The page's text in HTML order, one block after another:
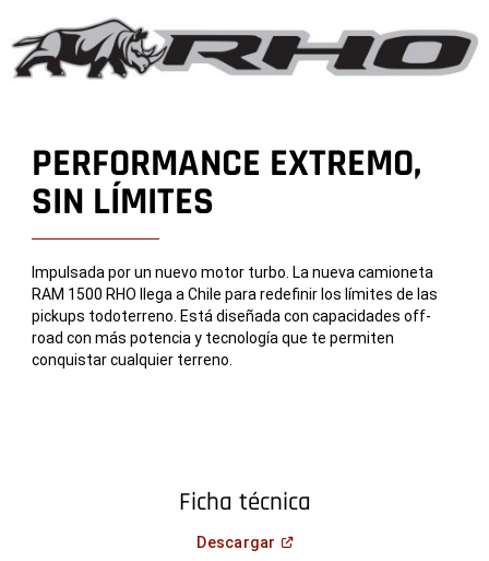
PERFORMANCE EXTREMO,
SIN LÍMITES
Impulsada por un nuevo motor turbo. La nueva camioneta
RAM 1500 RHO llega a Chile para redefinir los límites de las
pickups todoterreno. Está diseñada con capacidades off-
road con más potencia y tecnología que te permiten
conquistar cualquier terreno.
Ficha técnica
Descargar Open in a new window